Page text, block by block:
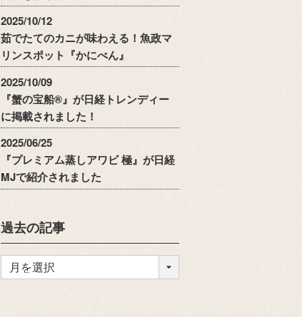
2025/10/12
茹でたてのカニが味わえる！魚政マ
リンスポット『かにべん』
2025/10/09
『蟹の宝船®』が日経トレンディー
に掲載されました！
2025/06/25
『プレミアム蒸しアワビ 極』が日経
MJで紹介されました
過去の記事